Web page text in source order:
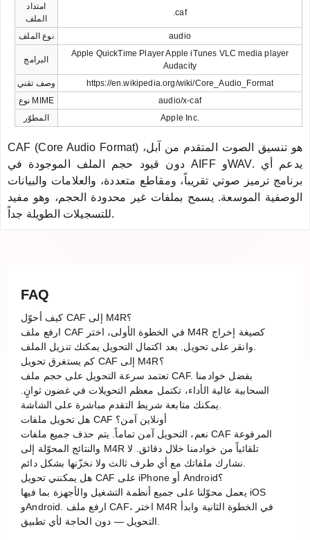
امتداد
الملف
.caf
نوع الملف audio
البرامج
Apple QuickTime Player Apple iTunes VLC media player
Audacity
وصف تقني
https://en.wikipedia.org/wiki/Core_Audio_Format
نوع MIME
audio/x-caf
المطوّر
Apple Inc.
CAF (Core Audio Format) هو تنسيق الصوت المتقدم من آبل،
دون قيود حجم الملف الموجودة في AIFF وWAV. يدعم أي
برنامج ترميز صوتي تقريباً، ومقاطع متعددة، والعلامات والبيانات
الوصفية الموسعة. يسمح بملفات غير محدودة الحجم، وهو مفيد
للتسجيلات الطويلة جداً.
FAQ
كيف أحوّل CAF إلى M4R؟
ارفع ملف CAF في الخطوة الأولى، اختر M4R كصيغة إخراج
كم يستغرق تحويل CAF إلى M4R؟
تعتمد سرعة التحويل على حجم ملف CAF. بفضل خوادمنا
السحابية عالية الأداء، تكتمل معظم التحويلات في غضون ثوانٍ.
هل تحويل ملفات CAF أونلاين آمن؟
نعم، التحويل آمن تماماً. يتم حذف جميع ملفات CAF المرفوعة
والنتائج المحوّلة إلى M4R تلقائياً من خوادمنا خلال دقائق. لا
هل يمكنني تحويل CAF على iPhone أو Android؟
يعمل محوّلنا على جميع أنظمة التشغيل والأجهزة بما فيها iOS
وAndroid. ارفع ملف CAF، اختر M4R في الخطوة الثانية وابدأ